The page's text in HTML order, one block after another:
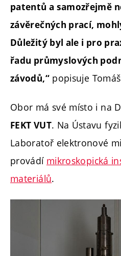
patentů a samozřejmě
závěrečných prací,
Důležitý byl ale i pro
řadu průmyslových
závodů,“ popisuje
Obor má své místo i na
FEKT VUT. Na Ústavu
Laboratoř elektronové
provádí mikroskopická
materiálů.